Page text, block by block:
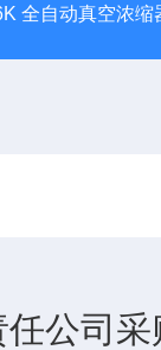
全自动真空浓缩
公司